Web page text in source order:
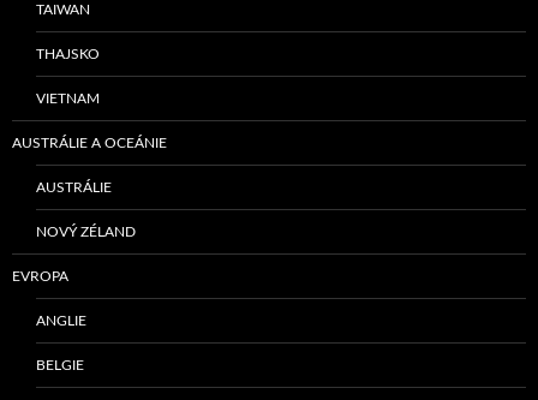
TAIWAN
THAJSKO
VIETNAM
AUSTRÁLIE A OCEÁNIE
AUSTRÁLIE
NOVÝ ZÉLAND
EVROPA
ANGLIE
BELGIE